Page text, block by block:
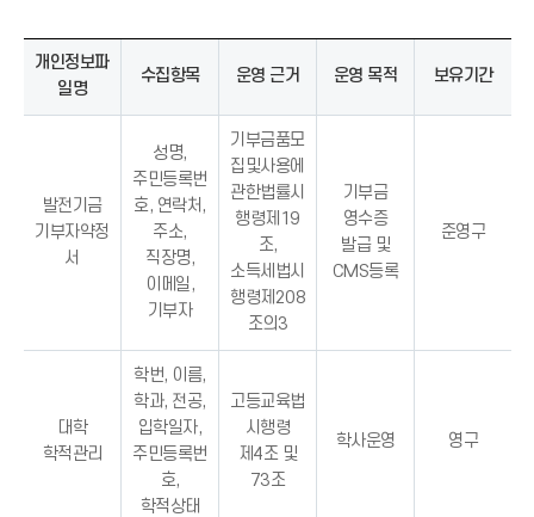
개인정보파
일명
수집항목 운영 근거 운영 목적 보유기간
발전기금
기부자약정
서
성명,
주민등록번
호, 연락처,
주소,
직장명,
이메일,
기부자
기부금품모
집및사용에
관한법률시
행령제19
조,
소득세법시
행령제208
조의3
기부금
영수증
발급 및
CMS등록
준영구
대학
학적관리
학번, 이름,
학과, 전공,
입학일자,
주민등록번
호,
학적상태
고등교육법
시행령
제4조 및
73조
학사운영 영구